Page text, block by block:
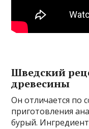
Шведский
древесины
Он отличается по
приготовления
бурый.